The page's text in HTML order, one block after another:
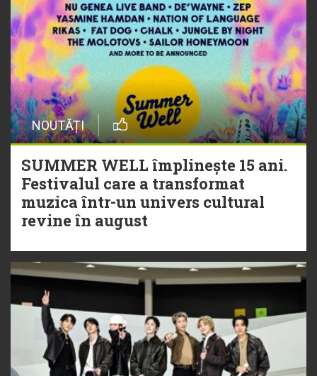
NOUTĂȚI
SUMMER WELL împlinește 15 ani.
Festivalul care a transformat
muzica într-un univers cultural
revine în august